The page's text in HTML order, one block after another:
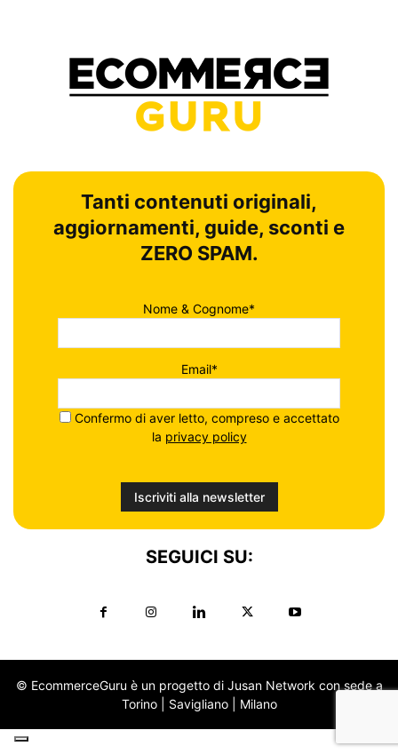
Tanti contenuti originali,
aggiornamenti, guide, sconti e
ZERO SPAM.
Nome & Cognome*
Email*
Confermo di aver letto, compreso e accettato
la privacy policy
SEGUICI SU:
© EcommerceGuru è un progetto di Jusan Network con sede a
Torino | Savigliano | Milano